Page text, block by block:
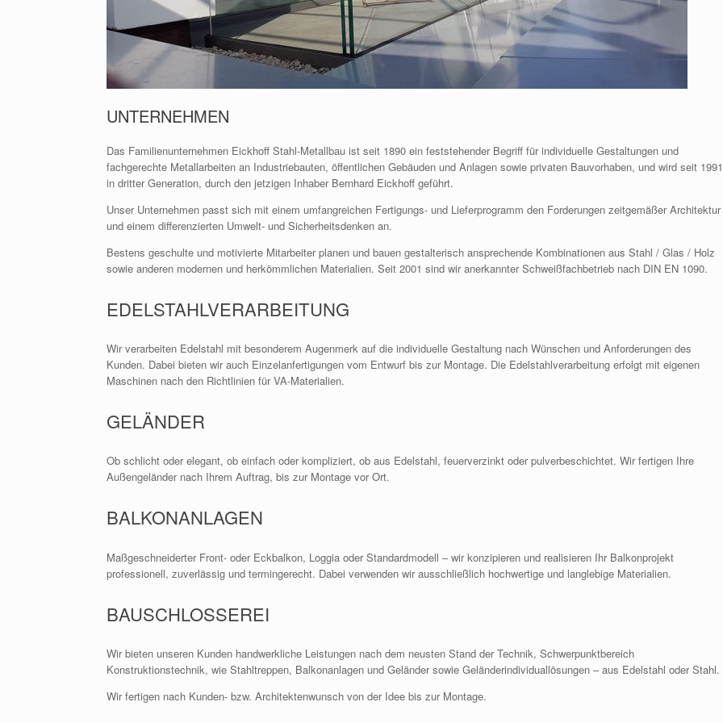
UNTERNEHMEN
Das Familienunternehmen Eickhoff Stahl-Metallbau ist seit 1890 ein feststehender Begriff für individuelle Gestaltungen und
fachgerechte Metallarbeiten an Industriebauten, öffentlichen Gebäuden und Anlagen sowie privaten Bauvorhaben, und wird seit
in dritter Generation, durch den jetzigen Inhaber Bernhard Eickhoff geführt.
Unser Unternehmen passt sich mit einem umfangreichen Fertigungs- und Lieferprogramm den Forderungen zeitgemäßer Architektur
und einem differenzierten Umwelt- und Sicherheitsdenken an.
Bestens geschulte und motivierte Mitarbeiter planen und bauen gestalterisch ansprechende Kombinationen aus Stahl / Glas / Holz
sowie anderen modernen und herkömmlichen Materialien. Seit 2001 sind wir anerkannter Schweißfachbetrieb nach DIN EN 1090.
EDELSTAHLVERARBEITUNG
Wir verarbeiten Edelstahl mit besonderem Augenmerk auf die individuelle Gestaltung nach Wünschen und Anforderungen des
Kunden. Dabei bieten wir auch Einzelanfertigungen vom Entwurf bis zur Montage. Die Edelstahlverarbeitung erfolgt mit eigenen
Maschinen nach den Richtlinien für VA-Materialien.
GELÄNDER
Ob schlicht oder elegant, ob einfach oder kompliziert, ob aus Edelstahl, feuerverzinkt oder pulverbeschichtet. Wir fertigen Ihre
Außengeländer nach Ihrem Auftrag, bis zur Montage vor Ort.
BALKONANLAGEN
Maßgeschneiderter Front- oder Eckbalkon, Loggia oder Standardmodell – wir konzipieren und realisieren Ihr Balkonprojekt
professionell, zuverlässig und termingerecht. Dabei verwenden wir ausschließlich hochwertige und langlebige Materialien.
BAUSCHLOSSEREI
Wir bieten unseren Kunden handwerkliche Leistungen nach dem neusten Stand der Technik, Schwerpunktbereich
Konstruktionstechnik, wie Stahltreppen, Balkonanlagen und Geländer sowie Geländerindividuallösungen – aus Edelstahl oder Stahl.
Wir fertigen nach Kunden- bzw. Architektenwunsch von der Idee bis zur Montage.